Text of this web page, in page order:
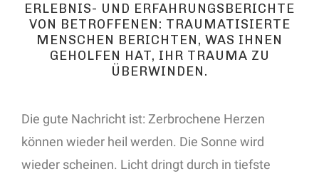
ERLEBNIS- UND ERFAHRUNGSBERICHTE
VON BETROFFENEN: TRAUMATISIERTE
MENSCHEN BERICHTEN, WAS IHNEN
GEHOLFEN HAT, IHR TRAUMA ZU
ÜBERWINDEN.
Die gute Nachricht ist: Zerbrochene Herzen
können wieder heil werden. Die Sonne wird
wieder scheinen. Licht dringt durch in tiefste